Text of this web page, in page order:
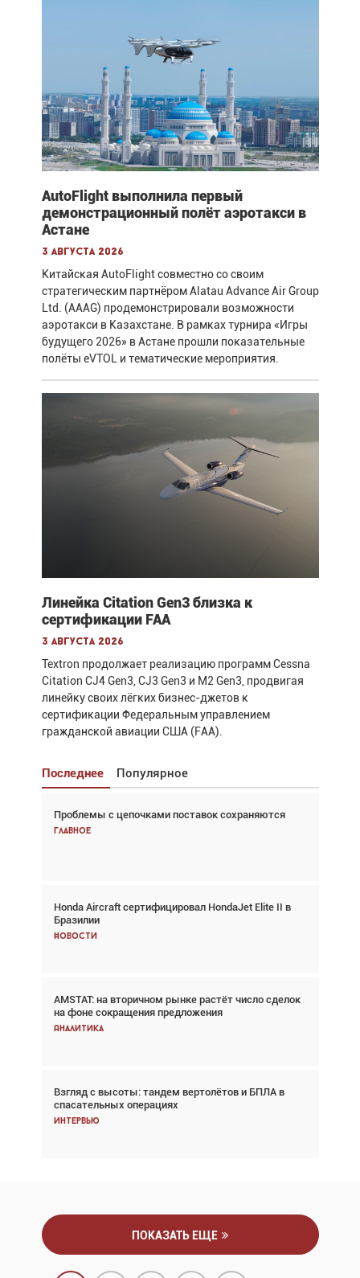
AutoFlight выполнила первый
демонстрационный полёт аэротакси в
Астане
3 августа 2026
Китайская AutoFlight совместно со своим
стратегическим партнёром Alatau Advance Air Group
Ltd. (AAAG) продемонстрировали возможности
аэротакси в Казахстане. В рамках турнира «Игры
будущего 2026» в Астане прошли показательные
полёты eVTOL и тематические мероприятия.
Линейка Citation Gen3 близка к
сертификации FAA
3 августа 2026
Textron продолжает реализацию программ Cessna
Citation CJ4 Gen3, CJ3 Gen3 и M2 Gen3, продвигая
линейку своих лёгких бизнес-джетов к
сертификации Федеральным управлением
гражданской авиации США (FAA).
Последнее Популярное
Проблемы с цепочками поставок сохраняются
Главное
Honda Aircraft сертифицировал HondaJet Elite II в
Бразилии
Новости
AMSTAT: на вторичном рынке растёт число сделок
на фоне сокращения предложения
Аналитика
Взгляд с высоты: тандем вертолётов и БПЛА в
спасательных операциях
Интервью
Взгляд с высоты: тандем вертолётов и БПЛА в
спасательных операциях
Авиационный фотограф Дэйв Кох: «Фотография
говорит сама за себя... а ИИ всё портит»
Новости
Проблемы с цепочками поставок сохраняются
Аналитика
Частный самолёт – это актив. Подходите к
покупке соответствующим образом
Интервью
ПОКАЗАТЬ ЕЩЕ